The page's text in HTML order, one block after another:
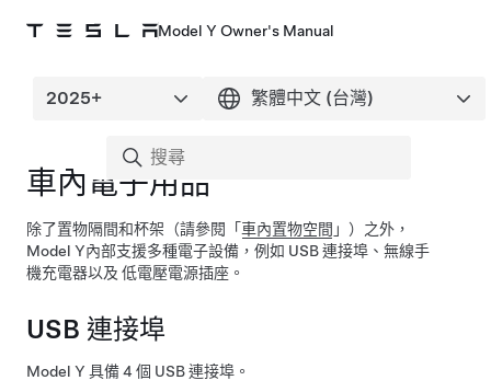
Model Y Owner's Manual
車內電子用品
除了置物隔間和杯架（請參閱「 車內置物空間 」）之外，
Model Y內部支援多種電子設備，例如 USB 連接埠、無線手
機充電器以及 低電壓電源插座。
USB 連接埠
Model Y 具備 4 個 USB 連接埠。